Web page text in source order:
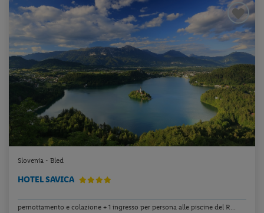
Slovenia - Bled
HOTEL SAVICA
pernottamento e colazione + 1 ingresso per persona alle piscine del R...